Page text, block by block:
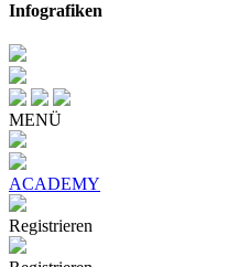
Infografiken
MENÜ
ACADEMY
Registrieren